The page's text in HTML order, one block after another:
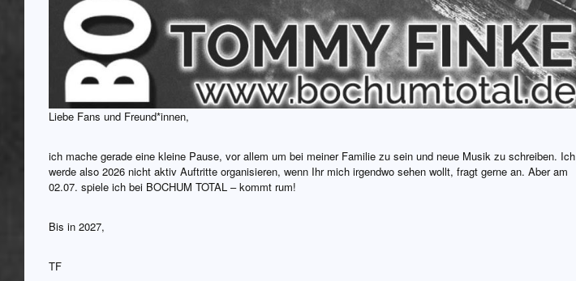
Liebe Fans und Freund*innen,
ich mache gerade eine kleine Pause, vor allem um bei meiner Familie zu sein und neue Musik zu schreiben. Ich
werde also 2026 nicht aktiv Auftritte organisieren, wenn Ihr mich irgendwo sehen wollt, fragt gerne an. Aber am
02.07. spiele ich bei BOCHUM TOTAL – kommt rum!
Bis in 2027,
TF